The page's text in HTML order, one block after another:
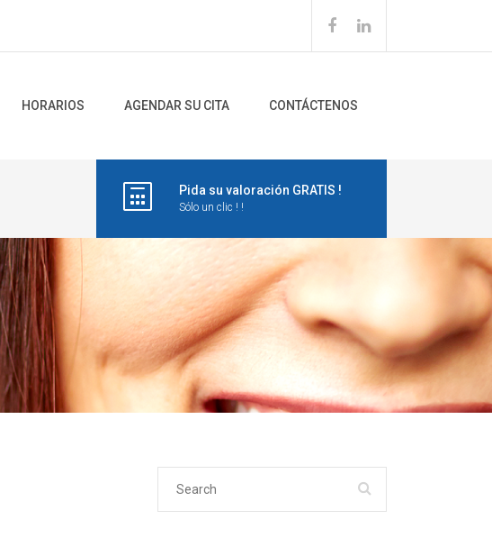
HORARIOS AGENDAR SU CITA CONTÁCTENOS
Pida su valoración GRATIS !
Sólo un clic ! !